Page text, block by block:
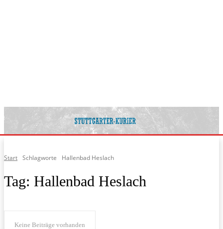
Start Schlagworte Hallenbad Heslach
Tag: Hallenbad Heslach
Keine Beiträge vorhanden